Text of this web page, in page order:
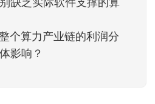
个算力产业链的利润分
影响？